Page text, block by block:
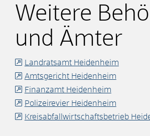
Weitere
und Ämter
Landratsamt Heidenheim
Amtsgericht Heidenheim
Finanzamt Heidenheim
Polizeirevier Heidenheim
Kreisabfallwirtschaftsbetrieb